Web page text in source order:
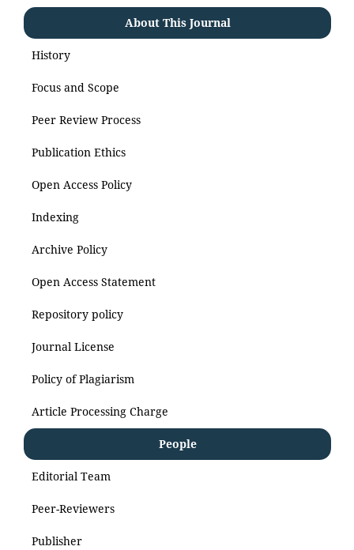
About This Journal
History
Focus and Scope
Peer Review Process
Publication Ethics
Open Access Policy
Indexing
Archive Policy
Open Access Statement
Repository policy
Journal License
Policy of Plagiarism
Article Processing Charge
People
Editorial Team
Peer-Reviewers
Publisher